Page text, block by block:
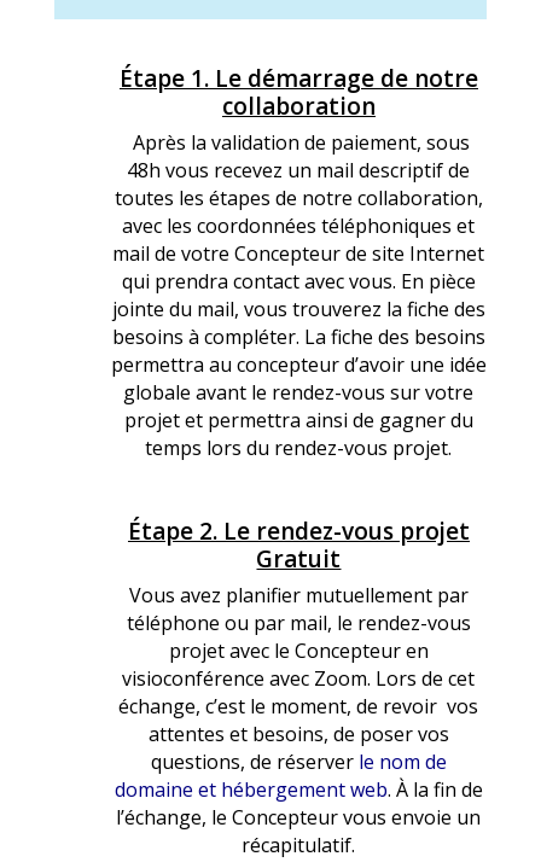
Étape 1. Le démarrage de notre
collaboration
Après la validation de paiement, sous
48h vous recevez un mail descriptif de
toutes les étapes de notre collaboration,
avec les coordonnées téléphoniques et
mail de votre Concepteur de site Internet
qui prendra contact avec vous. En pièce
jointe du mail, vous trouverez la fiche des
besoins à compléter. La fiche des besoins
permettra au concepteur d’avoir une idée
globale avant le rendez-vous sur votre
projet et permettra ainsi de gagner du
temps lors du rendez-vous projet.
Étape 2. Le rendez-vous projet
Gratuit
Vous avez planifier mutuellement par
téléphone ou par mail, le rendez-vous
projet avec le Concepteur en
visioconférence avec Zoom. Lors de cet
échange, c’est le moment, de revoir vos
attentes et besoins, de poser vos
questions, de réserver le nom de
domaine et hébergement web. À la fin de
l’échange, le Concepteur vous envoie un
récapitulatif.